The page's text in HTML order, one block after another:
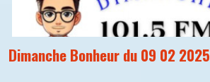
Dimanche Bonheur du 09 02 2025